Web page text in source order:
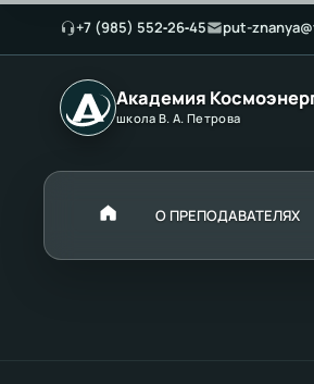
+7 (985) 552‑26‑45 put-
Академия
школа В. А. Петрова
О ПРЕПОДАВАТЕЛЯХ